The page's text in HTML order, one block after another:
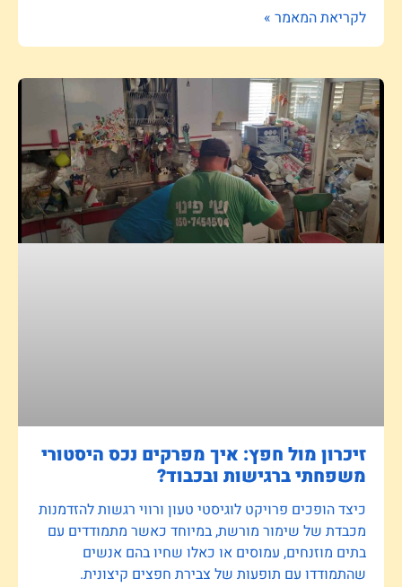
לקריאת המאמר »
זיכרון מול חפץ: איך מפרקים נכס היסטורי
משפחתי ברגישות ובכבוד?
כיצד הופכים פרויקט לוגיסטי טעון ורווי רגשות להזדמנות
מכבדת של שימור מורשת, במיוחד כאשר מתמודדים עם
בתים מוזנחים, עמוסים או כאלו שחיו בהם אנשים
שהתמודדו עם תופעות של צבירת חפצים קיצונית.